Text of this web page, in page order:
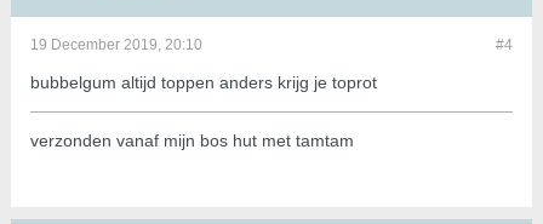
#4
19 December 2019, 20:10
bubbelgum altijd toppen anders krijg je toprot
verzonden vanaf mijn bos hut met tamtam